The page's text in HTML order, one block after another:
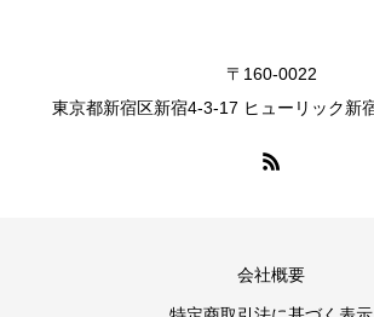
〒160-0022
東京都新宿区新宿4-3-17 ヒューリック新
会社概要